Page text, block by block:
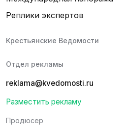
Реплики экспертов
Крестьянские Ведомости
Отдел рекламы
reklama@kvedomosti.ru
Разместить рекламу
Продюсер